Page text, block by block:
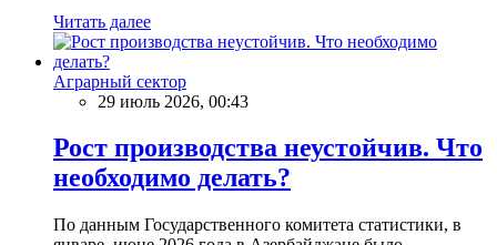
Читать далее
Аграрный сектор
29 июль 2026, 00:43
Рост производства неустойчив. Что
необходимо делать?
По данным Государственного комитета статистики, в